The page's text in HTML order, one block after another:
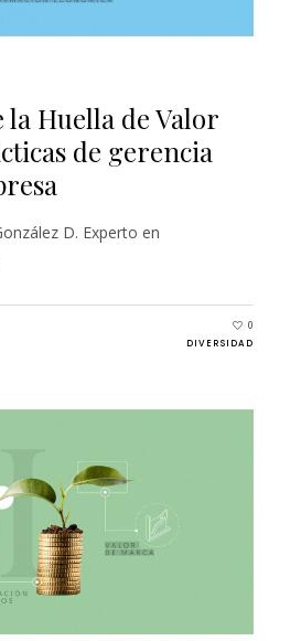
la Huella de Valor
de gerencia
D. Experto en
0
DIVERSIDAD